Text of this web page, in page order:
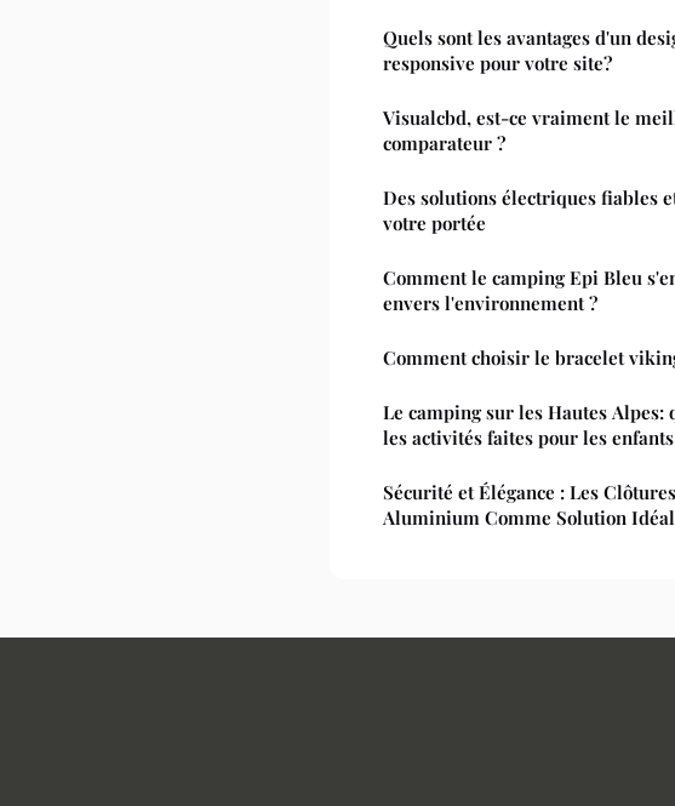
Quels sont les avantages d'un
responsive pour votre site?
Visualcbd, est-ce vraiment le
comparateur ?
Des solutions électriques fiables
votre portée
Comment le camping Epi Bleu
envers l'environnement ?
Comment choisir le bracelet
Le camping sur les Hautes Alpes:
les activités faites pour les
Sécurité et Élégance : Les
Aluminium Comme Solution